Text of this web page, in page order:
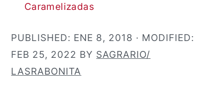
Caramelizadas
PUBLISHED: ENE 8, 2018 · MODIFIED:
FEB 25, 2022 BY SAGRARIO/
LASRABONITA